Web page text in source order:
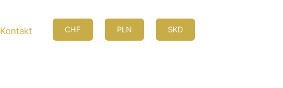
Kontakt CHF PLN SKD